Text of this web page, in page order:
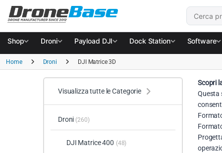
Salta alla navigazione
Salta al contenuto
Cerca:
Shop Droni Payload DJI Dock Station Software
Home Droni DJI Matrice 3D
Scopri
Questa
Visualizza tutte le Categorie
Droni (260)
DJI Matrice 400 (48)